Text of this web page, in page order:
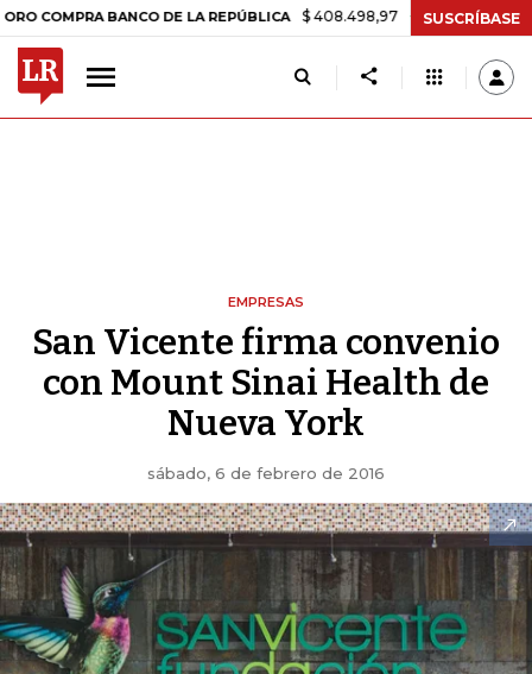
BANCO DE LA REPÚBLICA $ 408.498,97 +$ 8.753,81 +2,19%
SUSCRÍBASE
EMPRESAS
San Vicente firma convenio
con Mount Sinai Health de
Nueva York
sábado, 6 de febrero de 2016